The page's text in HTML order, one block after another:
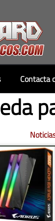
Contacta